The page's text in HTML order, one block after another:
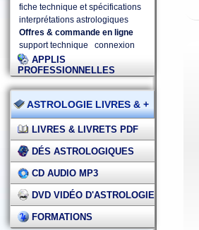
fiche technique et spécifications
interprétations astrologiques
Offres & commande en ligne
support technique
connexion
APPLIS
PROFESSIONNELLES
ASTROLOGIE LIVRES & +
LIVRES & LIVRETS PDF
DÉS ASTROLOGIQUES
CD AUDIO MP3
DVD VIDÉO D'ASTROLOGIE
FORMATIONS